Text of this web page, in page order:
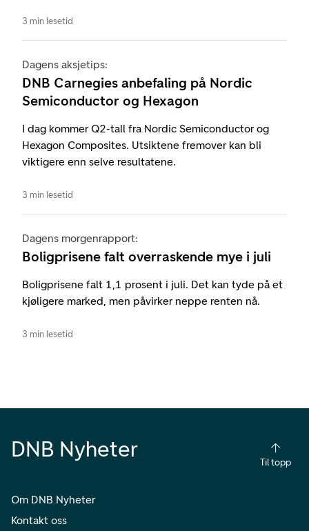
3 min lesetid
Dagens aksjetips:
DNB Carnegies anbefaling på Nordic
Semiconductor og Hexagon
I dag kommer Q2-tall fra Nordic Semiconductor og
Hexagon Composites. Utsiktene fremover kan bli
viktigere enn selve resultatene.
3 min lesetid
Dagens morgenrapport:
Boligprisene falt overraskende mye i juli
Boligprisene falt 1,1 prosent i juli. Det kan tyde på et
kjøligere marked, men påvirker neppe renten nå.
3 min lesetid
DNB Nyheter
Til topp
Om DNB Nyheter
Kontakt oss